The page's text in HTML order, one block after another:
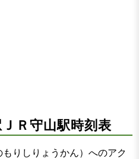
Ｒ守山駅時刻表
りしりょうかん）へのアク